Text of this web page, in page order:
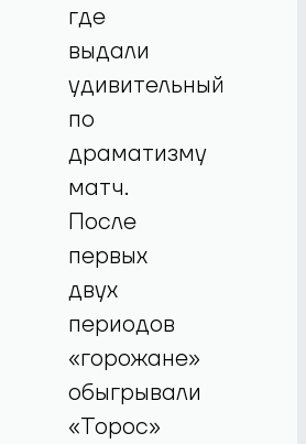
где
выдали
удивительный
по
драматизму
матч.
После
первых
двух
периодов
«горожане»
обыгрывали
«Торос»